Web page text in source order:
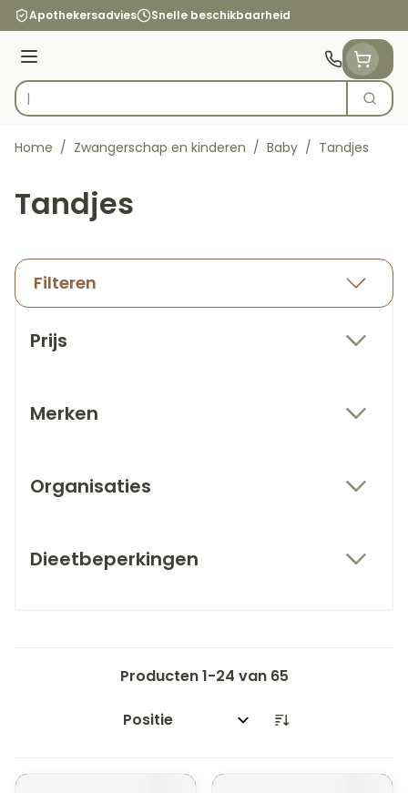
Ga naar de inhoud
Apothekersadvies Snelle beschikbaarheid
Menu
Product, merk, categorie...
Zoek
Home / Zwangerschap en kinderen / Baby / Tandjes
Tandjes
Filteren
Prijs
Merken
Organisaties
Dieetbeperkingen
Producten1-24 van 65
Sorteer op: